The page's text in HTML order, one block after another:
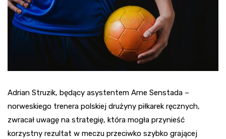
Adrian Struzik, będący asystentem Arne Senstada –
norweskiego trenera polskiej drużyny piłkarek ręcznych,
zwracał uwagę na strategię, która mogła przynieść
korzystny rezultat w meczu przeciwko szybko grającej